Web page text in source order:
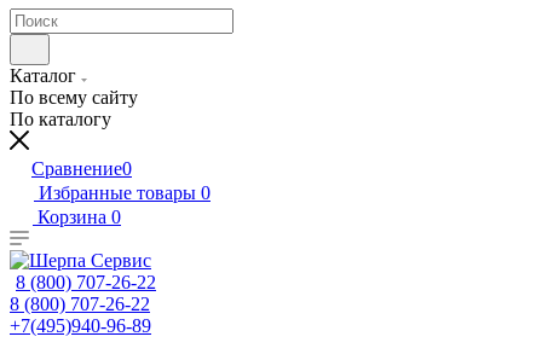
Каталог
По всему сайту
По каталогу
Сравнение0
Избранные товары 0
Корзина 0
8 (800) 707-26-22
8 (800) 707-26-22
+7(495)940-96-89